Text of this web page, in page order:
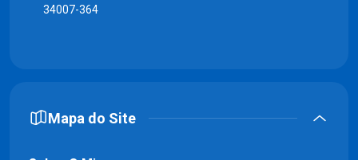
34007-364
Mapa do Site